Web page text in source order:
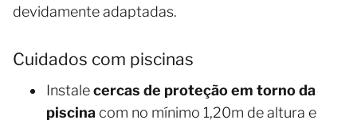
devidamente adaptadas.
Cuidados com piscinas
Instalecercas de proteção em torno da
piscina com no mínimo 1,20m de altura e